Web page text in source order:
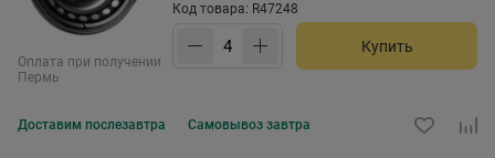
Оплата при получении
Пермь
Код товара: R47248
Купить
Доставим послезавтра Самовывоз завтра